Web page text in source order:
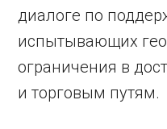
диалоге по
испытывающих
ограничения в
и торговым путям.